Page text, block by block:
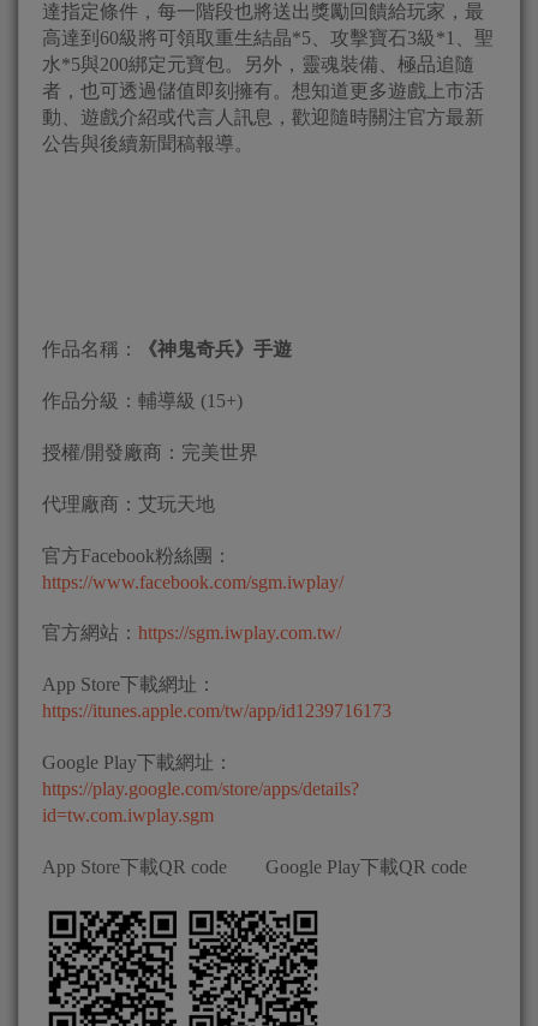
達指定條件，每一階段也將送出獎勵回饋給玩家，最
高達到60級將可領取重生結晶*5、攻擊寶石3級*1、聖
水*5與200綁定元寶包。另外，靈魂裝備、極品追隨
者，也可透過儲值即刻擁有。想知道更多遊戲上市活
動、遊戲介紹或代言人訊息，歡迎隨時關注官方最新
公告與後續新聞稿報導。
作品名稱： 《神鬼奇兵》手遊
作品分級：輔導級 (15+)
授權/開發廠商：完美世界
代理廠商：艾玩天地
官方Facebook粉絲團：
https://www.facebook.com/sgm.iwplay/
官方網站： https://sgm.iwplay.com.tw/
App Store下載網址：
https://itunes.apple.com/tw/app/id1239716173
Google Play下載網址：
https://play.google.com/store/apps/details?
id=tw.com.iwplay.sgm
App Store下載QR code Google Play下載QR code